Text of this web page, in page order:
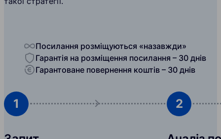
Посилання розміщуються «назавжди»
Гарантія на розміщення посилання – 30 днів
Гарантоване повернення коштів – 30 днів
1 2